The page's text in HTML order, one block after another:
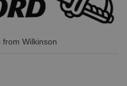
Wilkinson